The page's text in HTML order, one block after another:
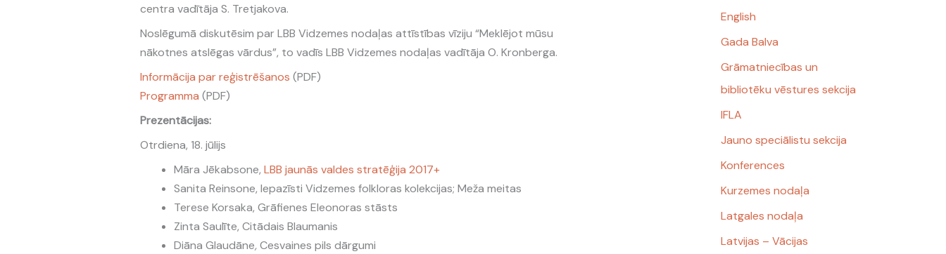
centra vadītāja S. Tretjakova.
Noslēgumā diskutēsim par LBB Vidzemes nodaļas attīstības vīziju “Meklējot mūsu
nākotnes atslēgas vārdus”, to vadīs LBB Vidzemes nodaļas vadītāja O. Kronberga.
Informācija par reģistrēšanos (PDF)
Programma (PDF)
Prezentācijas:
Otrdiena, 18. jūlijs
Māra Jēkabsone, LBB jaunās valdes stratēģija 2017+
Sanita Reinsone, Iepazīsti Vidzemes folkloras kolekcijas; Meža meitas
Terese Korsaka, Grāfienes Eleonoras stāsts
Zinta Saulīte, Citādais Blaumanis
Diāna Glaudāne,Cesvaines pils dārgumi
English
Gada Balva
Grāmatniecības un
bibliotēku vēstures sekcija
IFLA
Jauno speciālistu sekcija
Konferences
Kurzemes nodaļa
Latgales nodaļa
Latvijas – Vācijas